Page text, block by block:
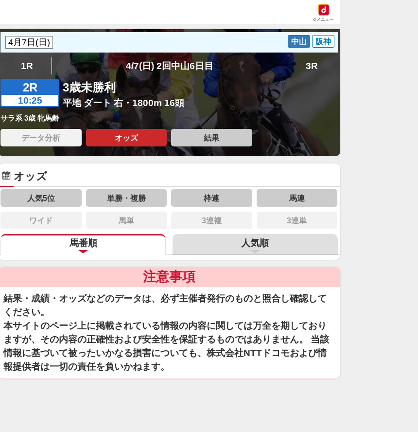
dメニュー
中山 阪神
1R 4/7(日) 2回中山6日目 3R
2R
10:25
3歳未勝利
平地 ダート 右・1800m 16頭
サラ系 3歳 牝馬齢
データ分析 オッズ 結果
オッズ
人気5位 単勝・複勝 枠連 馬連
ワイド 馬単 3連複 3連単
馬番順 人気順
注意事項
結果・成績・オッズなどのデータは、必ず主催者発行のものと照合し確認して
ください。
本サイトのページ上に掲載されている情報の内容に関しては万全を期しており
ますが、その内容の正確性および安全性を保証するものではありません。 当該
情報に基づいて被ったいかなる損害についても、株式会社NTTドコモおよび情
報提供者は一切の責任を負いかねます。